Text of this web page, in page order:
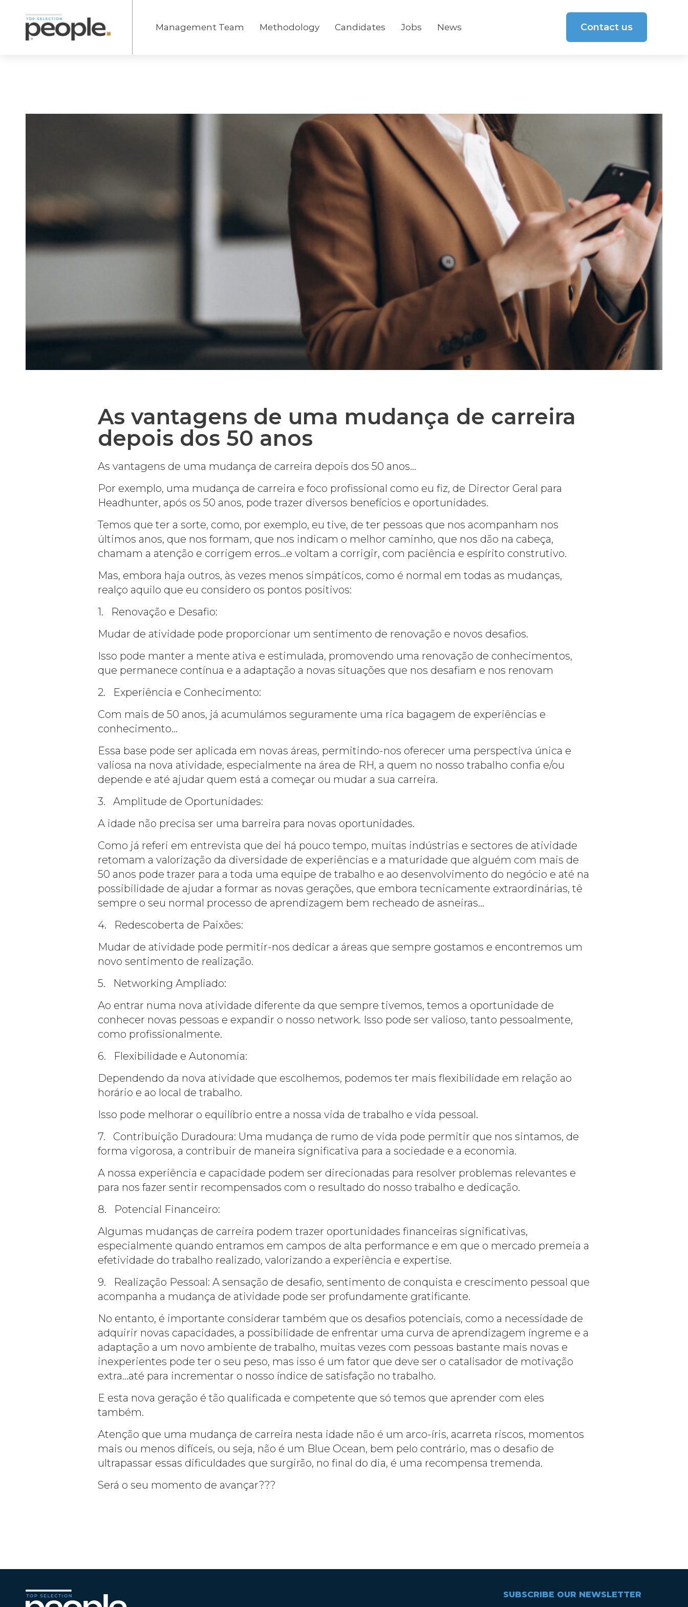
Management Team Methodology Candidates Jobs News Contact us
As vantagens de uma mudança de carreira
depois dos 50 anos
As vantagens de uma mudança de carreira depois dos 50 anos…
Por exemplo, uma mudança de carreira e foco profissional como eu fiz, de Director Geral para
Headhunter, após os 50 anos, pode trazer diversos benefícios e oportunidades.
Temos que ter a sorte, como, por exemplo, eu tive, de ter pessoas que nos acompanham nos
últimos anos, que nos formam, que nos indicam o melhor caminho, que nos dão na cabeça,
chamam a atenção e corrigem erros…e voltam a corrigir, com paciência e espírito construtivo.
Mas, embora haja outros, às vezes menos simpáticos, como é normal em todas as mudanças,
realço aquilo que eu considero os pontos positivos:
1. Renovação e Desafio:
Mudar de atividade pode proporcionar um sentimento de renovação e novos desafios.
Isso pode manter a mente ativa e estimulada, promovendo uma renovação de conhecimentos,
que permanece contínua e a adaptação a novas situações que nos desafiam e nos renovam
2. Experiência e Conhecimento:
Com mais de 50 anos, já acumulámos seguramente uma rica bagagem de experiências e
conhecimento…
Essa base pode ser aplicada em novas áreas, permitindo-nos oferecer uma perspectiva única e
valiosa na nova atividade, especialmente na área de RH, a quem no nosso trabalho confia e/ou
depende e até ajudar quem está a começar ou mudar a sua carreira.
3. Amplitude de Oportunidades:
A idade não precisa ser uma barreira para novas oportunidades.
Como já referi em entrevista que dei há pouco tempo, muitas indústrias e sectores de atividade
retomam a valorização da diversidade de experiências e a maturidade que alguém com mais de
50 anos pode trazer para a toda uma equipe de trabalho e ao desenvolvimento do negócio e até na
possibilidade de ajudar a formar as novas gerações, que embora tecnicamente extraordinárias, tê
sempre o seu normal processo de aprendizagem bem recheado de asneiras…
4. Redescoberta de Paixões:
Mudar de atividade pode permitir-nos dedicar a áreas que sempre gostamos e encontremos um
novo sentimento de realização.
5. Networking Ampliado:
Ao entrar numa nova atividade diferente da que sempre tivemos, temos a oportunidade de
conhecer novas pessoas e expandir o nosso network. Isso pode ser valioso, tanto pessoalmente,
como profissionalmente.
6. Flexibilidade e Autonomia:
Dependendo da nova atividade que escolhemos, podemos ter mais flexibilidade em relação ao
horário e ao local de trabalho.
Isso pode melhorar o equilíbrio entre a nossa vida de trabalho e vida pessoal.
7. Contribuição Duradoura: Uma mudança de rumo de vida pode permitir que nos sintamos, de
forma vigorosa, a contribuir de maneira significativa para a sociedade e a economia.
A nossa experiência e capacidade podem ser direcionadas para resolver problemas relevantes e
para nos fazer sentir recompensados com o resultado do nosso trabalho e dedicação.
8. Potencial Financeiro:
Algumas mudanças de carreira podem trazer oportunidades financeiras significativas,
especialmente quando entramos em campos de alta performance e em que o mercado premeia a
efetividade do trabalho realizado, valorizando a experiência e expertise.
9. Realização Pessoal: A sensação de desafio, sentimento de conquista e crescimento pessoal que
acompanha a mudança de atividade pode ser profundamente gratificante.
No entanto, é importante considerar também que os desafios potenciais, como a necessidade de
adquirir novas capacidades, a possibilidade de enfrentar uma curva de aprendizagem íngreme e a
adaptação a um novo ambiente de trabalho, muitas vezes com pessoas bastante mais novas e
inexperientes pode ter o seu peso, mas isso é um fator que deve ser o catalisador de motivação
extra…até para incrementar o nosso índice de satisfação no trabalho.
E esta nova geração é tão qualificada e competente que só temos que aprender com eles
também.
Atenção que uma mudança de carreira nesta idade não é um arco-íris, acarreta riscos, momentos
mais ou menos difíceis, ou seja, não é um Blue Ocean, bem pelo contrário, mas o desafio de
ultrapassar essas dificuldades que surgirão, no final do dia, é uma recompensa tremenda.
Será o seu momento de avançar???
SUBSCRIBE OUR NEWSLETTER